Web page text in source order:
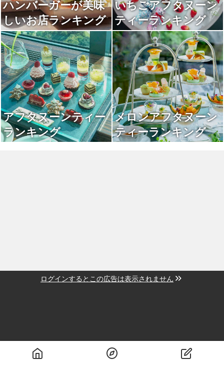
ハンバーガーが美味
しいお店ランキング
いちごアフタヌーン
ティーランキング
アフタヌーンティー
ランキング
メロンアフタヌーン
ティーランキング
ログインするとこの広告は表示されません